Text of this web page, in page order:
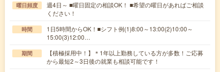
曜日頻度
週4日～ ■曜日固定の相談OK！ ■希望の曜日があればご相談
ください！
時間
1日5時間からOK！■シフト例(1)8:00～13:00(2)10:00～
15:00(3)12:00…
期間
【積極採用中！】＊1年以上勤務している方が多数！ご応募
から最短2～3日後の就業も相談可能です！